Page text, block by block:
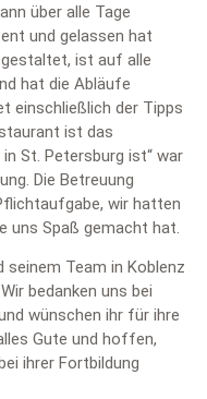
über alle Tage
und gelassen hat
ist auf alle
hat die Abläufe
einschließlich der Tipps
ist das
St. Petersburg ist“ war
Die Betreuung
wir hatten
uns Spaß gemacht hat.
seinem Team in Koblenz
bedanken uns bei
wünschen ihr für ihre
Gute und hoffen,
ihrer Fortbildung